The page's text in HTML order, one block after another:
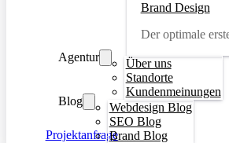
Brand Design
Der optimale
Agentur
Über uns
Standorte
Kundenmeinungen
Blog
Webdesign Blog
SEO Blog
Brand Blog
Projektanfrage